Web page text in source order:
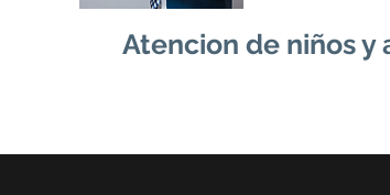
Atencion de niños